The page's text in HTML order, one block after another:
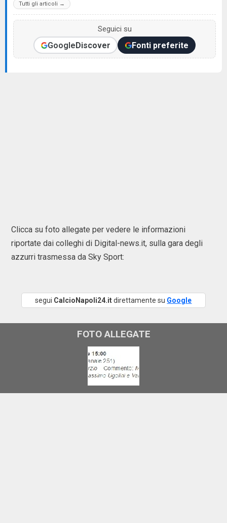
Tutti gli articoli →
Seguici su
GoogleDiscover Fonti preferite
Clicca su foto allegate per vedere le informazioni
riportate dai colleghi di Digital-news.it, sulla gara degli
azzurri trasmessa da Sky Sport:
segui CalcioNapoli24.itdirettamente su Google
FOTO ALLEGATE